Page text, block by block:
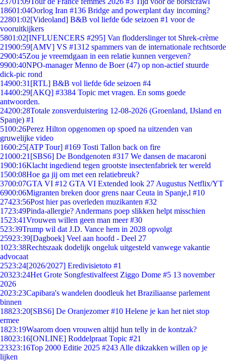
18601:04Oorlog Iran #136 Bridge and powerplant day incoming?
22801:02[Videoland] B&B vol liefde 6de seizoen #1 voor de
vooruitkijkers
5801:02[INFLUENCERS #295] Van flodderslinger tot Shrek-crème
21900:59[AMV] VS #1312 spammers van de internationale rechtsorde
2900:45Zou je vreemdgaan in een relatie kunnen vergeven?
9900:40NPO-manager Menno de Boer (47) op non-actief stuurde
dick-pic rond
14900:31 [RTL] B&B vol liefde 6de seizoen #4
14400:29[AKQ] #3384 Topic met vragen. En soms goede
antwoorden.
24200:28Totale zonsverduistering 12-08-2026 (Groenland, IJsland en
Spanje) #1
5100:26Perez Hilton opgenomen op spoed na uitzenden van
gruwelijke video
1600:25[ATP Tour] #169 Tosti Tallon back on fire
21000:21 [SBS6] De Bondgenoten #317 We dansen de macaroni
1900:16Klacht ingediend tegen grootste insectenfabriek ter wereld
1500:08Hoe ga jij om met een relatiebreuk?
3700:07GTA VI #12 GTA VI Extended look 27 Augustus Netflix/YT
6900:06Migranten breken door grens naar Ceuta in Spanje,l #10
27423:56Post hier pas overleden muzikanten #32
1723:49Pinda-allergie? Andermans poep slikken helpt misschien
1523:41Vrouwen willen geen man meer #30
523:39Trump wil dat J.D. Vance hem in 2028 opvolgt
25923:39[Dagboek] Veel aan hoofd - Deel 27
1023:38Rechtszaak dodelijk ongeluk uitgesteld vanwege vakantie
advocaat
2523:24[2026/2027] Eredivisietoto #1
20323:24Het Grote Songfestivalfeest Ziggo Dome #5 13 november
2026
2023:23Capibara's wandelen doodleuk het Braziliaanse parlement
binnen
18823:20[SBS6] De Oranjezomer #10 Helene je kan het niet stop
ermee
1823:19Waarom doen vrouwen altijd hun telly in de kontzak?
18023:16[ONLINE] Roddelpraat Topic #21
23323:16Top 2000 Editie 2025 #243 Alle dikzakken willen op je
lijken